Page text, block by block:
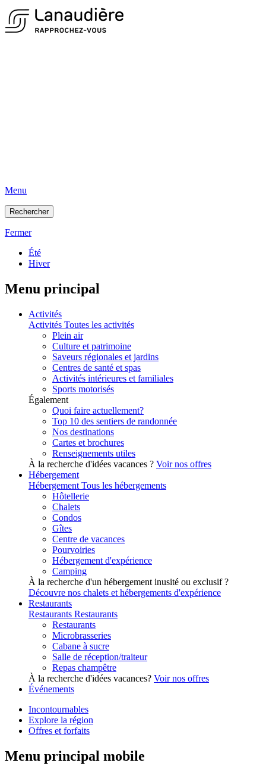
Menu
Rechercher
Fermer
Été
Hiver
Menu principal
Activités
Activités Toutes les activités
Plein air
Culture et patrimoine
Saveurs régionales et jardins
Centres de santé et spas
Activités intérieures et familiales
Sports motorisés
Également
Quoi faire actuellement?
Top 10 des sentiers de randonnée
Nos destinations
Cartes et brochures
Renseignements utiles
À la recherche d'idées vacances ? Voir nos offres
Hébergement
Hébergement Tous les hébergements
Hôtellerie
Chalets
Condos
Gîtes
Centre de vacances
Pourvoiries
Hébergement d'expérience
Camping
À la recherche d'un hébergement inusité ou exclusif ?
Découvre nos chalets et hébergements d'expérience
Restaurants
Restaurants Restaurants
Restaurants
Microbrasseries
Cabane à sucre
Salle de réception/traiteur
Repas champêtre
À la recherche d'idées vacances? Voir nos offres
Événements
Incontournables
Explore la région
Offres et forfaits
Menu principal mobile